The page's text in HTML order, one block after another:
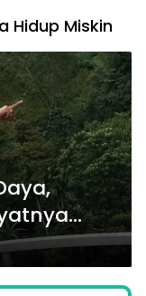
Hidup Miskin
Dimana..?